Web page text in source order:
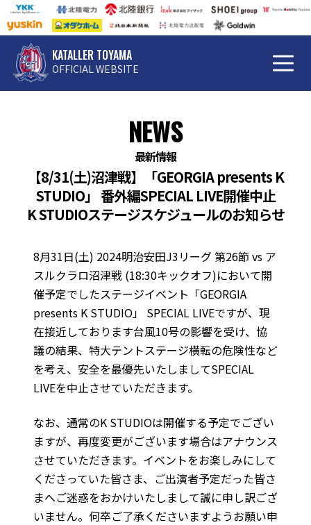
KATALLER TOYAMA
OFFICIAL WEBSITE
NEWS
最新情報
【8/31(土)沼津戦】「GEORGIA presents K
STUDIO」 番外編SPECIAL LIVE開催中止
K STUDIOステージスケジュールのお知らせ
8月31日(土) 2024明治安田J3リーグ 第26節 vs ア
スルクラロ沼津戦 (18:30キックオフ)において開
催予定でしたステージイベント「GEORGIA
presents K STUDIO」 SPECIAL LIVEですが、現
在接近しております台風10号の影響を受け、協
議の結果、特大テントステージ横転の危険性など
を考え、安全を最優先いたしましてSPECIAL
LIVEを中止させていただきます。
なお、通常のK STUDIOは開催する予定でござい
ますが、再度変更がございます場合はアナウンス
させていただきます。イベントをお楽しみにして
くださっていた皆さま、ご出演者予定だった皆さ
まへご迷惑をおかけいたしまして誠に申し訳ござ
いません。何卒ご了承くださいますようお願い申